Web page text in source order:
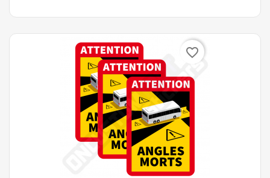
favorite_border